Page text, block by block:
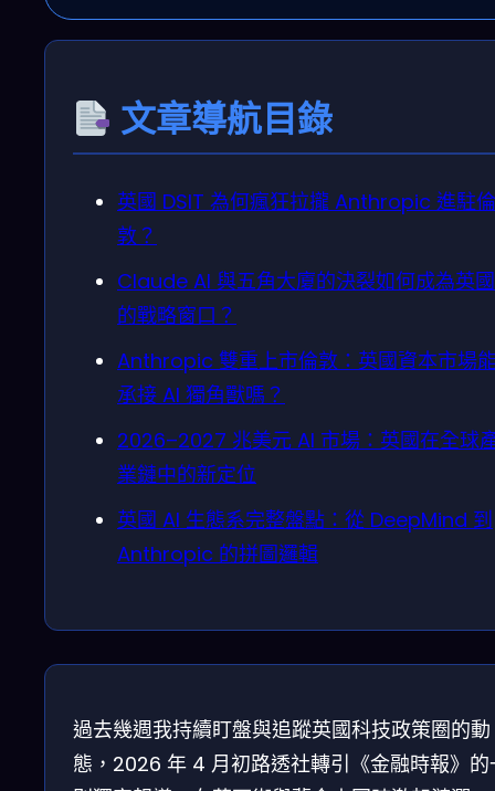
文章導航目錄
英國 DSIT 為何瘋狂拉攏 Anthropic 進駐倫
敦？
Claude AI 與五角大廈的決裂如何成為英國
的戰略窗口？
Anthropic 雙重上市倫敦：英國資本市場
承接 AI 獨角獸嗎？
2026–2027 兆美元 AI 市場：英國在全球
業鏈中的新定位
英國 AI 生態系完整盤點：從 DeepMind 到
Anthropic 的拼圖邏輯
過去幾週我持續盯盤與追蹤英國科技政策圈的動
態，2026 年 4 月初路透社轉引《金融時報》的